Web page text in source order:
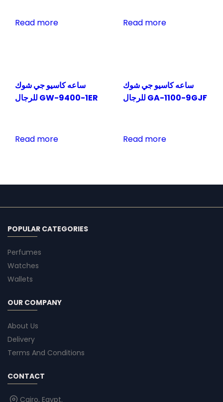
Read more Read more
ساعه كاسيو جي شوك
للرجال GW-9400-1ER
Read more
ساعه كاسيو جي شوك
للرجال GA-1100-9GJF
Read more
POPULAR CATEGORIES
Perfumes
Watches
Wallets
OUR COMPANY
About Us
Delivery
Terms And Conditions
CONTACT
Cairo, Egypt.